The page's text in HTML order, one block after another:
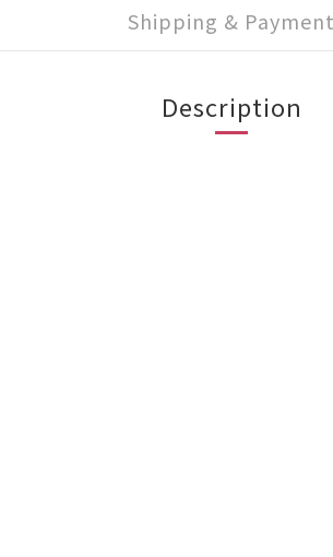
Shipping & Payment
Description